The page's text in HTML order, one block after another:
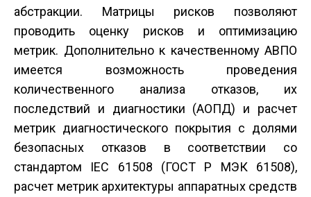
абстракции. Матрицы рисков позволяют
проводить оценку рисков и оптимизацию
метрик. Дополнительно к качественному АВПО
имеется возможность проведения
количественного анализа отказов, их
последствий и диагностики (АОПД) и расчет
метрик диагностического покрытия с долями
безопасных отказов в соответствии со
стандартом IEC 61508 (ГОСТ Р МЭК 61508),
расчет метрик архитектуры аппаратных средств